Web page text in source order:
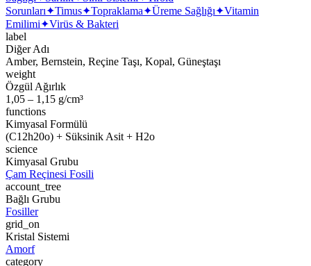
Sorunları✦Timus✦Topraklama✦Üreme Sağlığı✦Vitamin
Emilimi✦Virüs & Bakteri
label
Diğer Adı
Amber, Bernstein, Reçine Taşı, Kopal, Güneştaşı
weight
Özgül Ağırlık
1,05 – 1,15 g/cm³
functions
Kimyasal Formülü
(C12h20o) + Süksinik Asit + H2o
science
Kimyasal Grubu
Çam Reçinesi Fosili
account_tree
Bağlı Grubu
Fosiller
grid_on
Kristal Sistemi
Amorf
category